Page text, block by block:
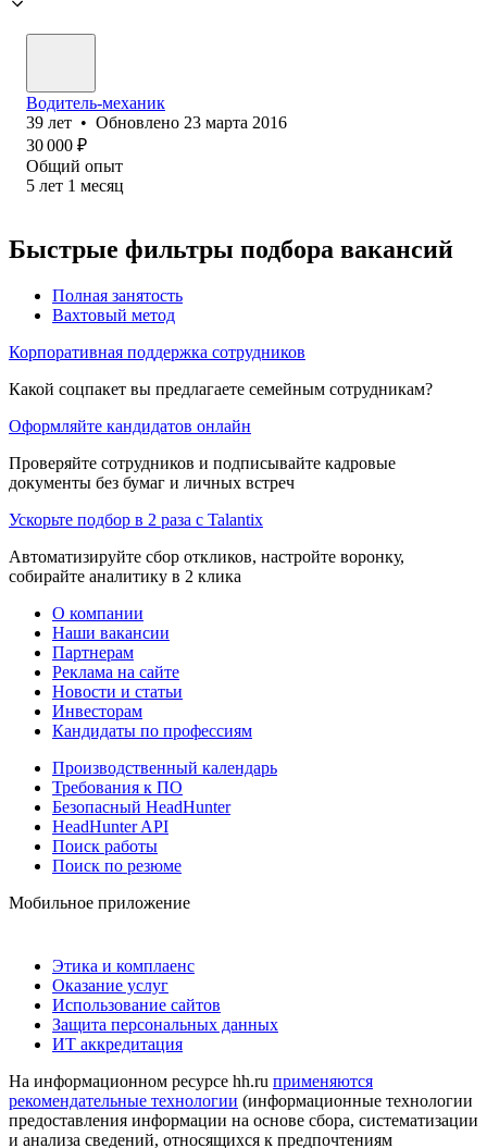
Водитель-механик
39 лет • Обновлено 23 марта 2016
30 000 ₽
Общий опыт
5 лет 1 месяц
Быстрые фильтры подбора вакансий
Полная занятость
Вахтовый метод
Корпоративная поддержка сотрудников
Какой соцпакет вы предлагаете семейным сотрудникам?
Оформляйте кандидатов онлайн
Проверяйте сотрудников и подписывайте кадровые
документы без бумаг и личных встреч
Ускорьте подбор в 2 раза с Talantix
Автоматизируйте сбор откликов, настройте воронку,
собирайте аналитику в 2 клика
О компании
Наши вакансии
Партнерам
Реклама на сайте
Новости и статьи
Инвесторам
Кандидаты по профессиям
Производственный календарь
Требования к ПО
Безопасный HeadHunter
HeadHunter API
Поиск работы
Поиск по резюме
Мобильное приложение
Этика и комплаенс
Оказание услуг
Использование сайтов
Защита персональных данных
ИТ аккредитация
На информационном ресурсе hh.ru применяются
рекомендательные технологии (информационные технологии
предоставления информации на основе сбора, систематизации
и анализа сведений, относящихся к предпочтениям